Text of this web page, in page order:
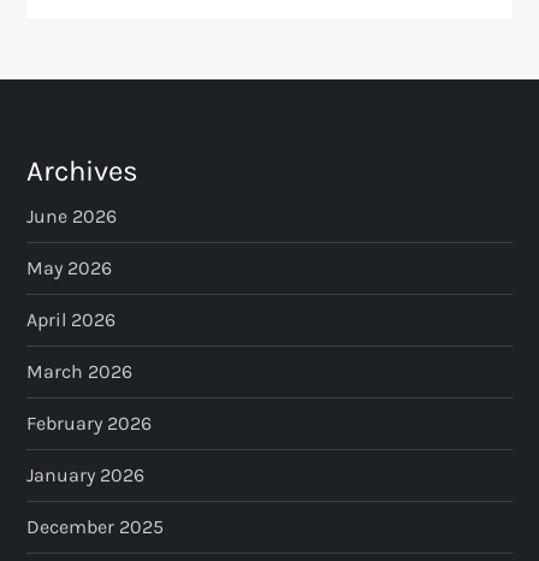
Archives
June 2026
May 2026
April 2026
March 2026
February 2026
January 2026
December 2025